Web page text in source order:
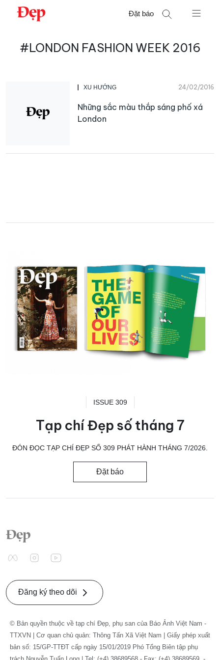
Chuyển
Đặt báo
kiếm
#LONDON FASHION WEEK 2016
XU HƯỚNG 24/02/2016
Những sắc màu thắp sáng phố xá
London
ISSUE 309
Tạp chí Đẹp số tháng 7
ĐÓN ĐỌC TẠP CHÍ ĐẸP SỐ 309 PHÁT HÀNH THÁNG 7/2026.
Đặt báo
Đăng ký theo dõi
© Bản quyền thuộc về tạp chí Đẹp, phụ san của Báo Ảnh Việt Nam -
TTXVN | Cơ quan chủ quản: Thông Tấn Xã Việt Nam | Giấy phép xuất
bản số: 15/GP-TTĐT cấp ngày 15/01/2019 Phó Tổng Biên tập phụ